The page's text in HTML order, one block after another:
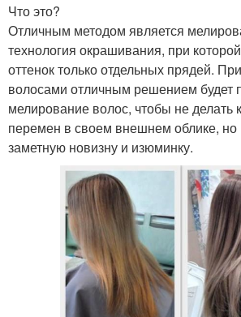
Что это?
Отличным методом является
технология окрашивания, при
оттенок только отдельных прядей.
волосами отличным решением будет
мелирование волос, чтобы не делать
перемен в своем внешнем облике, но
заметную новизну и изюминку.